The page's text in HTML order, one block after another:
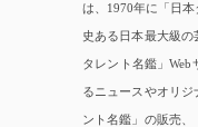
は、1970年に「日
史ある日本最大級
タレント名鑑」
るニュースやオリ
ント名鑑」の販売